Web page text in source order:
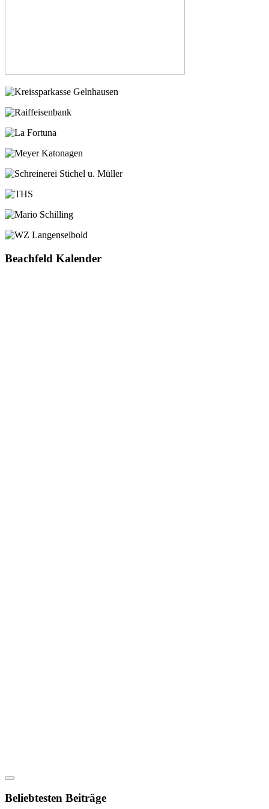
Beachfeld Kalender
Beliebtesten Beiträge